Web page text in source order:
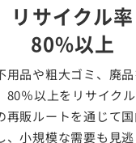
リサイクル率
80%以上
用品や粗大ゴミ、廃
80％以上をリサイク
再販ルートを通じて
、小規模な需要も見